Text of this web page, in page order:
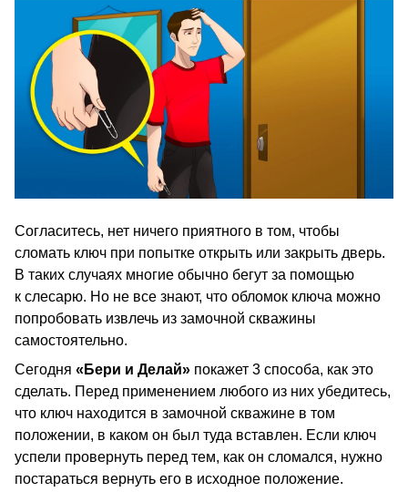
Согласитесь, нет ничего приятного в том, чтобы
сломать ключ при попытке открыть или закрыть дверь.
В таких случаях многие обычно бегут за помощью
к слесарю. Но не все знают, что обломок ключа можно
попробовать извлечь из замочной скважины
самостоятельно.
Сегодня «Бери и Делай» покажет 3 способа, как это
сделать. Перед применением любого из них убедитесь,
что ключ находится в замочной скважине в том
положении, в каком он был туда вставлен. Если ключ
успели провернуть перед тем, как он сломался, нужно
постараться вернуть его в исходное положение.